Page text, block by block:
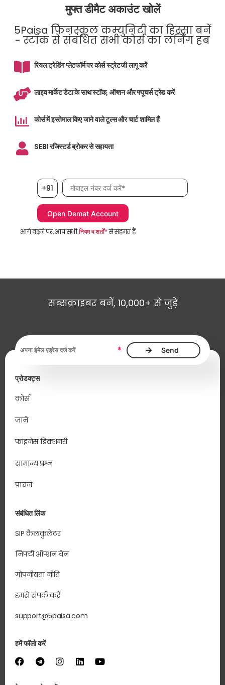
मुफ्त डीमैट अकाउंट खोलें
5Paisa फिनस्कूल कम्युनिटी का हिस्सा बनें
- स्टॉक से संबंधित सभी कोर्स का लर्निंग हब
रियल ट्रेडिंग प्लेटफॉर्म पर कोर्स स्ट्रेटजी लागू करें
लाइव मार्केट डेटा के साथ स्टॉक, ऑप्शन और फ्यूचर्स ट्रेड करें
कोर्स में इस्तेमाल किए जाने वाले टूल्स और चार्ट शामिल हैं
SEBI रजिस्टर्ड ब्रोकर से सहायता
+91 मोबाइल नंबर आवश्यक है
आगे बढ़ने पर, आप सभीनियम व शर्तों*से सहमत हैं
सब्सक्राइबर बनें, 10,000+ से जुड़ें
ईमेल एड्रेस आवश्यक है *
प्रोडक्ट्स
कोर्स
जानें
फाइनेंस डिक्शनरी
सामान्य प्रश्न
पाचन
संबंधित लिंक
SIP कैलकुलेटर
निफ्टी ऑप्शन चेन
गोपनीयता नीति
हमसे संपर्क करें
support@5paisa.com
हमें फॉलो करें